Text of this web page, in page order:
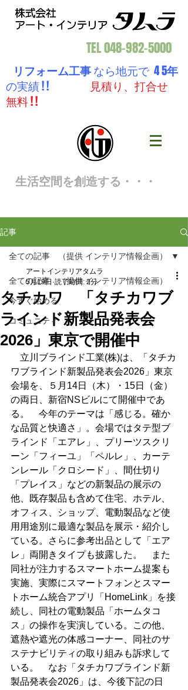
TEL048-982-5000
リフォーム工事なら地元で 4 5年
の実績 ! !
見積り、打合せ
無料 ! !
生活空間を創造する・・・
記事
全ての記事 （提供 インテリア情報企画）
今すぐ始める
コミュニティ
全ての記事 （提供 インテリア情報企画）
タチカワ 「タチカワブ
ラインド新製品発表会
2026」東京で開催中
アートインテリアタムラ
5月19日 読了時間: 2分
立川ブラインド工業(株)は、「タチカ
ワブラインド新製品発表会2026」東京
会場を、５月14日（木）・15日（金）
の両日、新宿NSビルにて開催中であ
る。　今年のテーマは「感じる。確か
な品質と快適さ」。会場ではタテ型ブ
ラインド「エアレ」、プリーツスクリ
ーン「フィーユ」「ペルレ」、カーテ
ンレール「クロシード」、間仕切り
「プレイス」などの新製品の展示の
他、既存製品も含めて住宅、ホテル、
オフィス、ショップ、電動製品など使
用用途別に最適な製品を展示・紹介し
ている。さらに参考出品として「エア
レ」両開きタイプも披露した。　また
同社が注力するスマートホーム提案も
実施、実際にスマートフォンとスマー
トホーム統合アプリ「HomeLink」を接
続し、同社の電動製品「ホームタコ
ス」の操作を実演している。この他、
遮熱や遮光の体感コーナー、同社のサ
ステナビリティの取り組みも訴求して
いる。　なお「タチカワブラインド新
製品発表会2026」は、今後下記の日